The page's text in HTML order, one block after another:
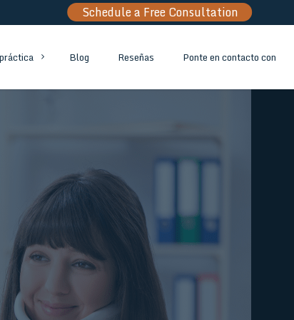
Schedule a Free Consultation
Blog Reseñas Ponte en contacto con